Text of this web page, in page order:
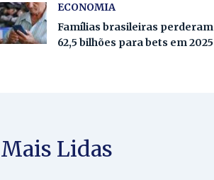
ECONOMIA
Famílias brasileiras perderam
62,5 bilhões para bets em 2025
Mais Lidas